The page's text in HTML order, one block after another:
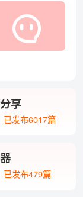
享
已发布6017篇
已发布479篇